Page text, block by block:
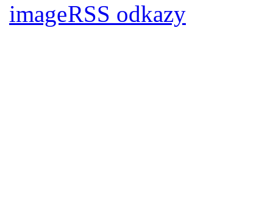
RSS odkazy